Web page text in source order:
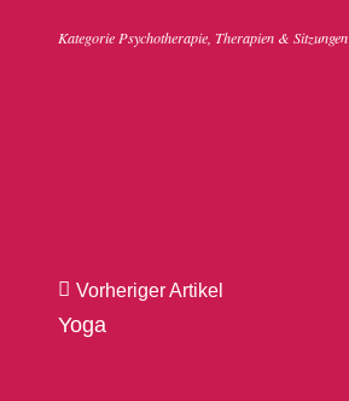
Kategorie Psychotherapie Therapien & Sitzungen
Vorheriger Artikel
Yoga